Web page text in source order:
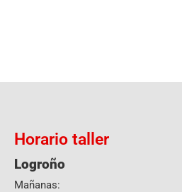
Horario taller
Logroño
Mañanas: